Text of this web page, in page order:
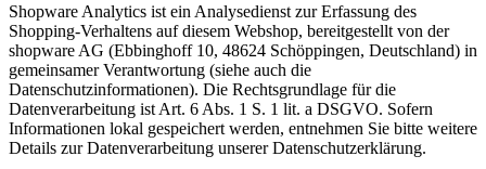
Shopware Analytics ist ein Analysedienst zur Erfassung des
Shopping-Verhaltens auf diesem Webshop, bereitgestellt von der
shopware AG (Ebbinghoff 10, 48624 Schöppingen, Deutschland) in
gemeinsamer Verantwortung (siehe auch die
Datenschutzinformationen). Die Rechtsgrundlage für die
Datenverarbeitung ist Art. 6 Abs. 1 S. 1 lit. a DSGVO. Sofern
Informationen lokal gespeichert werden, entnehmen Sie bitte weitere
Details zur Datenverarbeitung unserer Datenschutzerklärung.